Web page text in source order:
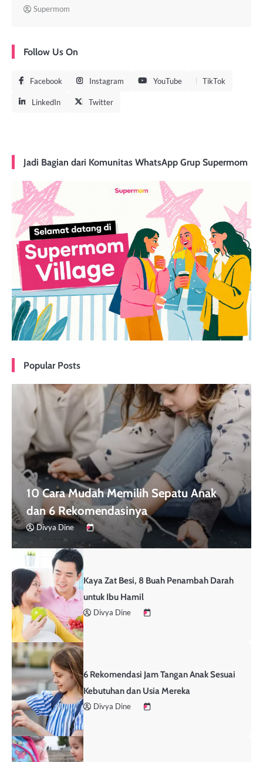
Supermom
Follow Us On
Facebook Instagram YouTube TikTok
LinkedIn Twitter
Jadi Bagian dari Komunitas WhatsApp Grup Supermom
Popular Posts
10 Cara Mudah Memilih Sepatu Anak
dan 6 Rekomendasinya
Divya Dine
Kaya Zat Besi, 8 Buah Penambah Darah
untuk Ibu Hamil
Divya Dine
6 Rekomendasi Jam Tangan Anak Sesuai
Kebutuhan dan Usia Mereka
Divya Dine